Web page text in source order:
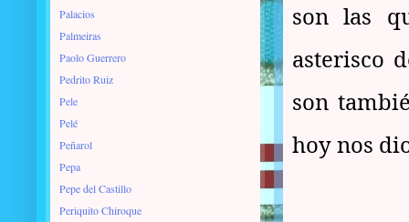
son las
asterisco
son
hoy nos
Palacios
Palmeiras
Paolo Guerrero
Pedrito Ruiz
Pele
Pelé
Peñarol
Pepa
Pepe del Castillo
Periquito Chiroque